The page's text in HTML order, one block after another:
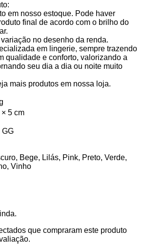
em nosso estoque. Pode haver
final de acordo com o brilho do
no desenho da renda.
em lingerie, sempre trazendo
qualidade e conforto, valorizando a
seu dia a dia ou noite muito
mais produtos em nossa loja.
5 cm
GG
Bege, Lilás, Pink, Preto, Verde,
Vinho
que compraram este produto